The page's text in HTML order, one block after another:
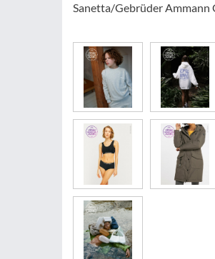
Sanetta/Gebrüder Ammann